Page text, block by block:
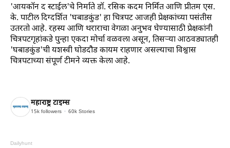
'आयकॉन द स्टाईल'चे निर्माते डॉ. रसिक कदम निर्मित आणि प्रीतम एस.
के. पाटील दिग्दर्शित 'घबाडकुंड' हा चित्रपट आजही प्रेक्षकांच्या पसंतीस
उतरतो आहे. रहस्य आणि थराराचा वेगळा अनुभव घेण्यासाठी प्रेक्षकांनी
चित्रपटगृहांकडे पुन्हा एकदा मोर्चा वळवला असून, तिसऱ्या आठवड्यातही
'घबाडकुंड'ची यशस्वी घोडदौड कायम राहणार असल्याचा विश्वास
चित्रपटाच्या संपूर्ण टीमने व्यक्त केला आहे.
महाराष्ट्र टाइम्स
15k followers 60k Stories
Dailyhunt